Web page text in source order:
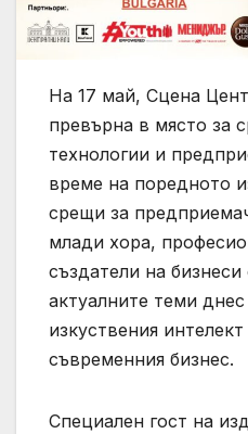
На 17 май, Сцена
превърна в място за
технологии и
време на поредното
срещи за
млади хора,
създатели на
актуалните теми
изкуствения
съвременния бизнес.
Специален гост на